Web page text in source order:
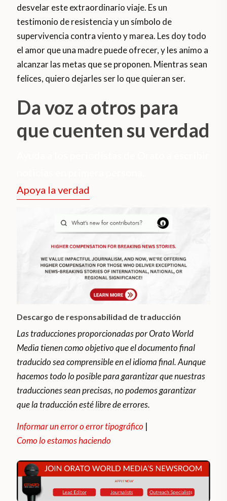
desvelar este extraordinario viaje. Es un
testimonio de resistencia y un símbolo de
supervivencia contra viento y marea. Les doy todo
el amor que una madre puede ofrecer, y les animo a
alcanzar las metas que se proponen. Mientras sean
felices, quiero dejarles ser lo que quieran ser.
Da voz a otros para
que cuenten su verdad
Apoya la verdad
Descargo de responsabilidad de traducción
Las traducciones proporcionadas por Orato World
Media tienen como objetivo que el documento final
traducido sea comprensible en el idioma final. Aunque
hacemos todo lo posible para garantizar que nuestras
traducciones sean precisas, no podemos garantizar
que la traducción esté libre de errores.
Informar un error o error tipográfico |
Como lo estamos haciendo